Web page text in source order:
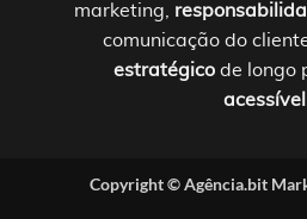
marketing,
comunicação do
estratégico de longo
acessível
Copyright ©Agência.bit